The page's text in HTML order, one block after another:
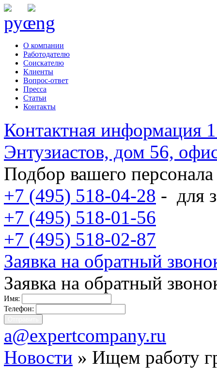
О компании
Работодателю
Соискателю
Клиенты
Вопрос-ответ
Пресса
Статьи
Контакты
Контактная информация
Энтузиастов, дом 56,
Подбор вашего персонала
+7 (495) 518-04-28 - для
+7 (495) 518-01-56
+7 (495) 518-02-87
Заявка на обратный
Заявка на обратный
Имя:
Телефон:
a@expertcompany.ru
Новости » Ищем работу